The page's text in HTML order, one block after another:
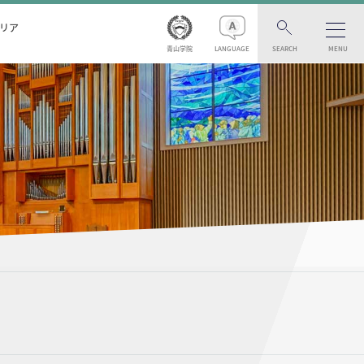
ア
青山学院 LANGUAGE SEARCH MENU